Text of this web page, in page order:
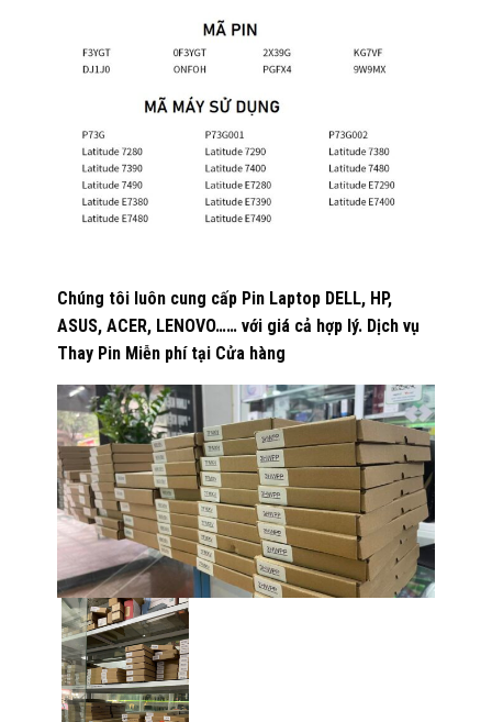
Chúng tôi luôn cung cấp Pin Laptop DELL, HP,
ASUS, ACER, LENOVO…… với giá cả hợp lý. Dịch vụ
Thay Pin Miễn phí tại Cửa hàng